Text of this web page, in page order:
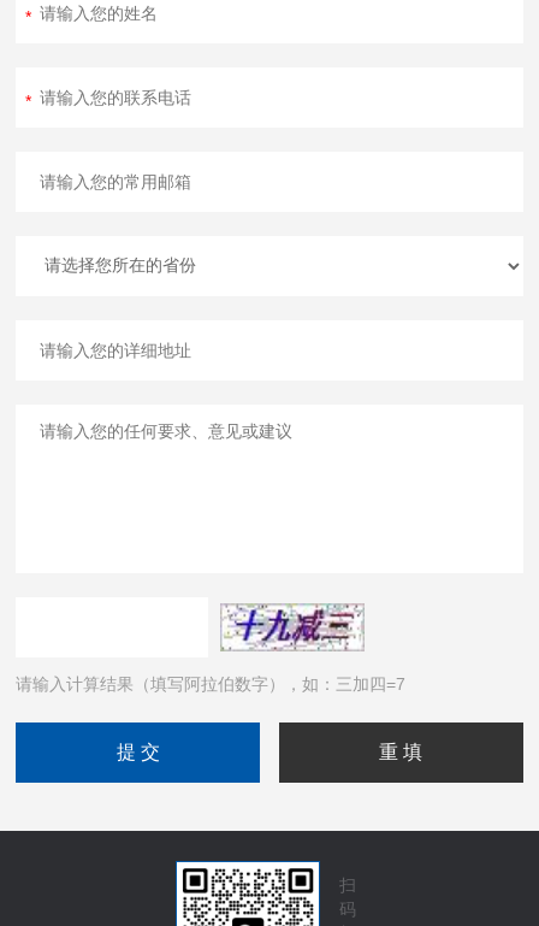
请输入计算结果（填写阿拉伯数字），如：三加四=7
扫
码